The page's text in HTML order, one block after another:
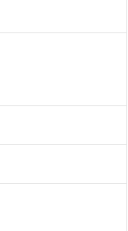
って非含有を証明
対応完了までの期間
特段のことがない